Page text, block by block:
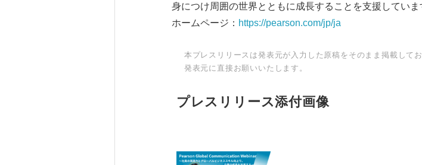
身につけ周囲の世界とともに成長することを支援していま
ホームページ： https://pearson.com/jp/ja
本プレスリリースは発表元が入力した原稿をそのまま掲載して
発表元に直接お願いいたします。
プレスリリース添付画像